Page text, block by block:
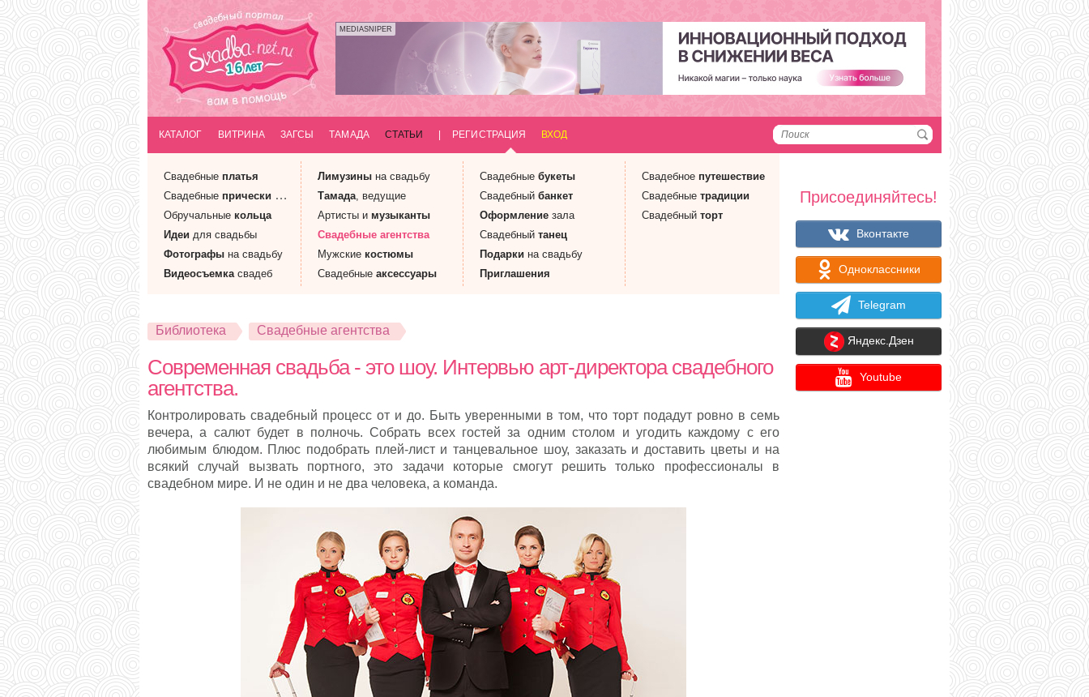
MEDIASNIPER
КАТАЛОГ ВИТРИНА ЗАГСЫ ТАМАДА СТАТЬИ РЕГИСТРАЦИЯ ВХОД
Свадебные платья
Свадебные прически
Обручальные кольца
Идеи для свадьбы
Фотографы на свадьбу
Видеосъемкасвадеб
Лимузины на свадьбу
Тамада, ведущие
Артисты и музыканты
Свадебные агентства
Мужские костюмы
Свадебные аксессуары
Свадебные букеты
Свадебный банкет
Оформление зала
Свадебный танец
Подарки на свадьбу
Приглашения
Свадебное путешествие
Свадебные традиции
Свадебный торт
Библиотека Свадебные агентства
Современная свадьба - это шоу. Интервью арт-директора свадебного
агентства.
Контролировать свадебный процесс от и до. Быть уверенными в том, что торт подадут ровно в семь
вечера, а салют будет в полночь. Собрать всех гостей за одним столом и угодить каждому с его
любимым блюдом. Плюс подобрать плей-лист и танцевальное шоу, заказать и доставить цветы и на
всякий случай вызвать портного, это задачи которые смогут решить только профессионалы в
свадебном мире. И не один и не два человека, а команда.
Присоединяйтесь!
Вконтакте
Одноклассники
Telegram
Яндекс.Дзен
Youtube